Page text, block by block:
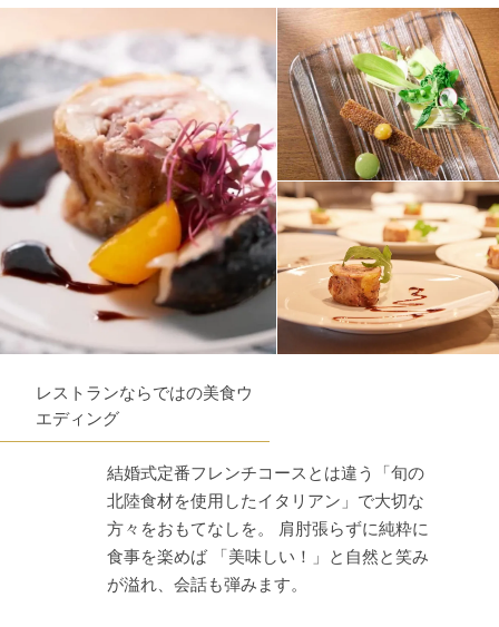
レストランならではの美食ウ
エディング
結婚式定番フレンチコースとは違う「旬の
北陸食材を使用したイタリアン」で大切な
方々をおもてなしを。 肩肘張らずに純粋に
食事を楽めば 「美味しい！」と自然と笑み
が溢れ、会話も弾みます。